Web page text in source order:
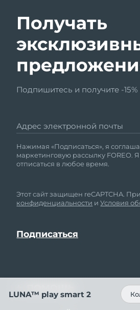
Получать
Подпишитесь и получите -
Адрес электронной почты
Нажимая «Подписаться», я
маркетинговую рассылку FOREO.
отписаться в любое время.
Этот сайт защищен reCAPTCHA.
конфиденциальности иУсловия
LUNA™ play smart 2